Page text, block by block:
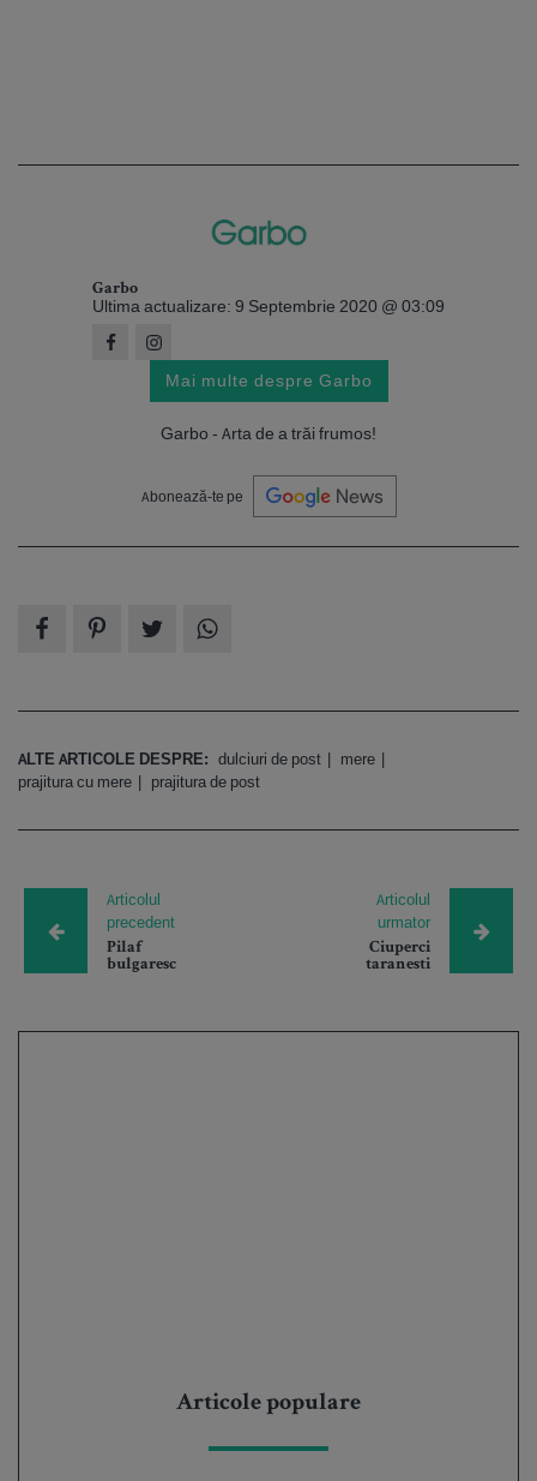
Garbo
Ultima actualizare: 9 Septembrie 2020 @ 03:09
Mai multe despre Garbo
Garbo - Arta de a trăi frumos!
Abonează-te pe
ALTE ARTICOLE DESPRE: dulciuri de post
mere
prajitura cu mere
prajitura de post
Articolul
precedent
Pilaf
bulgaresc
Articolul
urmator
Ciuperci
taranesti
Articole populare